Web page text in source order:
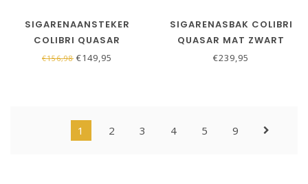
SIGARENAANSTEKER
COLIBRI QUASAR
TAFELAANSTEKER BLAUW
€156,98 €149,95
SIGARENASBAK COLIBRI
QUASAR MAT ZWART
€239,95
1 2 3 4 5 9